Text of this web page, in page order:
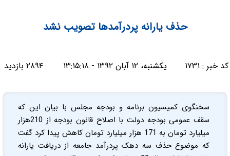
حذف یارانه پردرآمدها تصویب نشد
کد خبر :۱۷۳۱ یکشنبه، ۱۲ آبان ۱۳۹۲ - ۱۳:۱۵:۱۸ ۲۸۹۴ بازدید
سخنگوی کمیسیون برنامه و بودجه مجلس با بیان این که
سقف عمومی بودجه دولت با اصلاح قانون بودجه از 210هزار
میلیارد تومان به 171 هزار میلیارد تومان کاهش پیدا کرد گفت
که موضوع حذف سه دهک پردرآمد جامعه از دریافت یارانه